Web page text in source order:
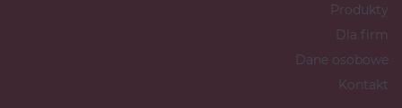
Produkty
Dla firm
Dane osobowe
Kontakt